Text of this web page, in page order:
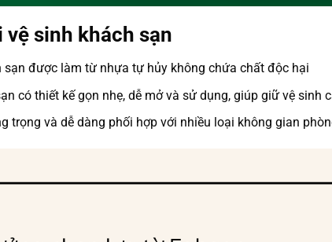
sinh khách sạn
sạn được làm từ nhựa tự hủy không chứa chất độc hại
có thiết kế gọn nhẹ, dễ mở và sử dụng, giúp giữ vệ
trọng và dễ dàng phối hợp với nhiều loại không gian